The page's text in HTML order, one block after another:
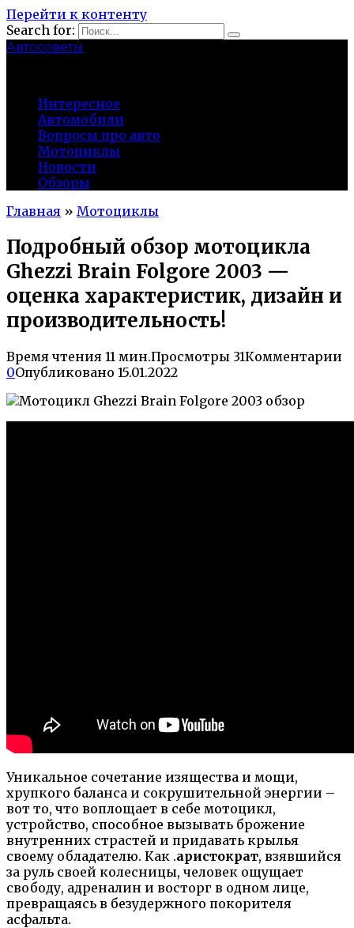
Перейти к контенту
Search for:
Автосоветы
Интересное
Автомобили
Вопросы про авто
Мотоциклы
Новости
Обзоры
Главная » Мотоциклы
Подробный обзор мотоцикла
Ghezzi Brain Folgore 2003 —
оценка характеристик, дизайн и
производительность!
Время чтения 11 мин.Просмотры 31Комментарии
0Опубликовано 15.01.2022
Уникальное сочетание изящества и мощи,
хрупкого баланса и сокрушительной энергии –
вот то, что воплощает в себе мотоцикл,
устройство, способное вызывать брожение
внутренних страстей и придавать крылья
своему обладателю. Как .аристократ, взявшийся
за руль своей колесницы, человек ощущает
свободу, адреналин и восторг в одном лице,
превращаясь в безудержного покорителя
асфальта.